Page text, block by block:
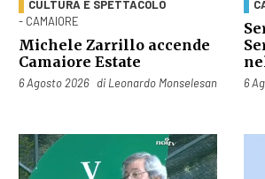
CULTURA E SPETTACOLO
- CAMAIORE
Michele Zarrillo accende
Camaiore Estate
Pubblicato il
6 Agosto 2026 di Leonardo Monselesan 6